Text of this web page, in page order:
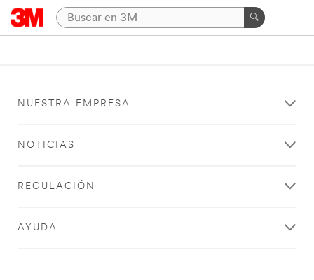
NUESTRA EMPRESA
NOTICIAS
REGULACIÓN
AYUDA